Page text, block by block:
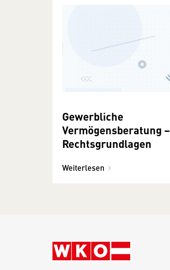
Gewerbliche
Vermögensberatung −
Rechtsgrundlagen
Weiterlesen